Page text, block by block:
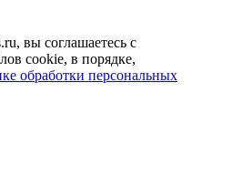
вы соглашаетесь с
cookie, в порядке,
обработки персональных